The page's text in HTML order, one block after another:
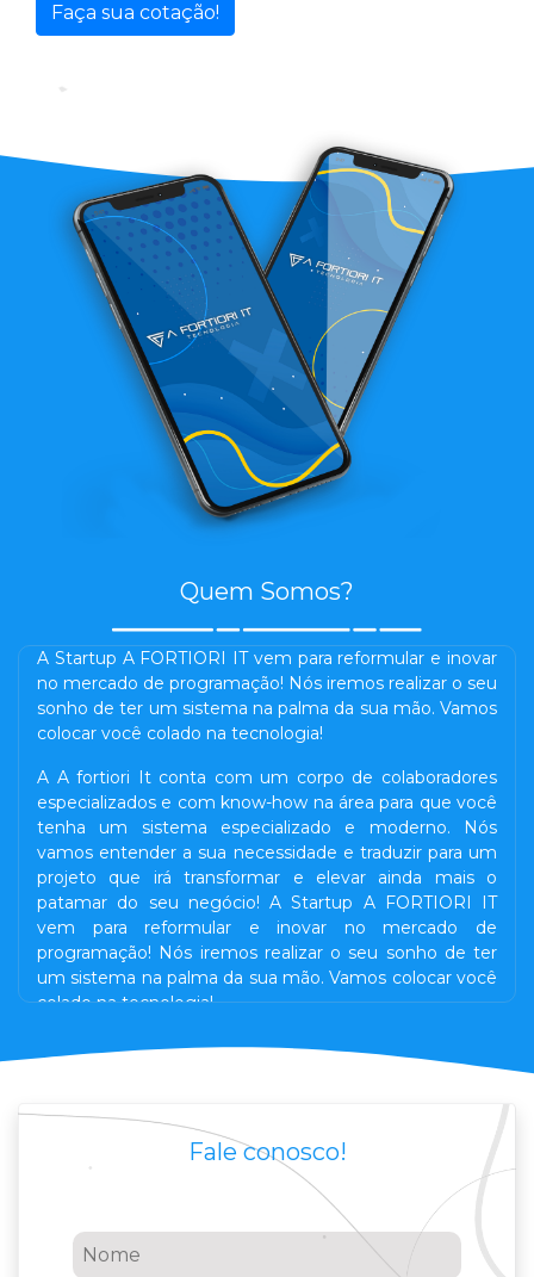
Faça sua cotação!
Quem Somos?
A Startup A FORTIORI IT vem para reformular e inovar
no mercado de programação! Nós iremos realizar o seu
sonho de ter um sistema na palma da sua mão. Vamos
colocar você colado na tecnologia!
A A fortiori It conta com um corpo de colaboradores
especializados e com know-how na área para que você
tenha um sistema especializado e moderno. Nós
vamos entender a sua necessidade e traduzir para um
projeto que irá transformar e elevar ainda mais o
patamar do seu negócio! A Startup A FORTIORI IT
vem para reformular e inovar no mercado de
programação! Nós iremos realizar o seu sonho de ter
um sistema na palma da sua mão. Vamos colocar você
colado na tecnologia!
Fale conosco!